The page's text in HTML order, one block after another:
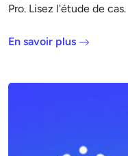
Pro. Lisez l'étude de cas.
En savoir plus